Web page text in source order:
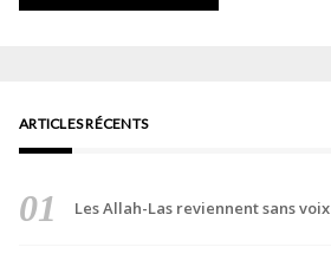
ARTICLES RÉCENTS
Les Allah-Las reviennent sans voix